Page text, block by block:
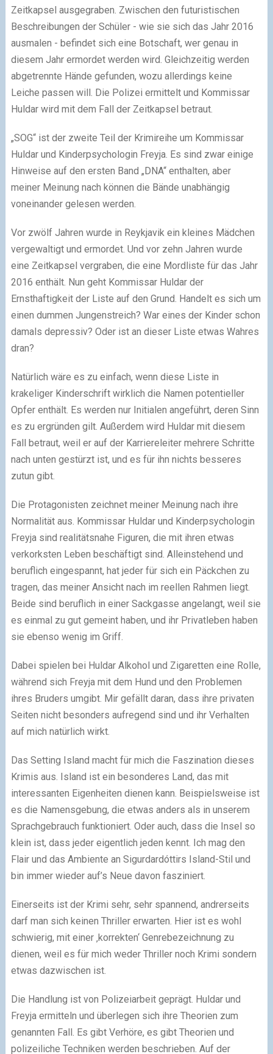
Zeitkapsel ausgegraben. Zwischen den futuristischen
Beschreibungen der Schüler - wie sie sich das Jahr 2016
ausmalen - befindet sich eine Botschaft, wer genau in
diesem Jahr ermordet werden wird. Gleichzeitig werden
abgetrennte Hände gefunden, wozu allerdings keine
Leiche passen will. Die Polizei ermittelt und Kommissar
Huldar wird mit dem Fall der Zeitkapsel betraut.
„SOG“ ist der zweite Teil der Krimireihe um Kommissar
Huldar und Kinderpsychologin Freyja. Es sind zwar einige
Hinweise auf den ersten Band „DNA“ enthalten, aber
meiner Meinung nach können die Bände unabhängig
voneinander gelesen werden.
Vor zwölf Jahren wurde in Reykjavik ein kleines Mädchen
vergewaltigt und ermordet. Und vor zehn Jahren wurde
eine Zeitkapsel vergraben, die eine Mordliste für das Jahr
2016 enthält. Nun geht Kommissar Huldar der
Ernsthaftigkeit der Liste auf den Grund. Handelt es sich um
einen dummen Jungenstreich? War eines der Kinder schon
damals depressiv? Oder ist an dieser Liste etwas Wahres
dran?
Natürlich wäre es zu einfach, wenn diese Liste in
krakeliger Kinderschrift wirklich die Namen potentieller
Opfer enthält. Es werden nur Initialen angeführt, deren Sinn
es zu ergründen gilt. Außerdem wird Huldar mit diesem
Fall betraut, weil er auf der Karriereleiter mehrere Schritte
nach unten gestürzt ist, und es für ihn nichts besseres
zutun gibt.
Die Protagonisten zeichnet meiner Meinung nach ihre
Normalität aus. Kommissar Huldar und Kinderpsychologin
Freyja sind realitätsnahe Figuren, die mit ihren etwas
verkorksten Leben beschäftigt sind. Alleinstehend und
beruflich eingespannt, hat jeder für sich ein Päckchen zu
tragen, das meiner Ansicht nach im reellen Rahmen liegt.
Beide sind beruflich in einer Sackgasse angelangt, weil sie
es einmal zu gut gemeint haben, und ihr Privatleben haben
sie ebenso wenig im Griff.
Dabei spielen bei Huldar Alkohol und Zigaretten eine Rolle,
während sich Freyja mit dem Hund und den Problemen
ihres Bruders umgibt. Mir gefällt daran, dass ihre privaten
Seiten nicht besonders aufregend sind und ihr Verhalten
auf mich natürlich wirkt.
Das Setting Island macht für mich die Faszination dieses
Krimis aus. Island ist ein besonderes Land, das mit
interessanten Eigenheiten dienen kann. Beispielsweise ist
es die Namensgebung, die etwas anders als in unserem
Sprachgebrauch funktioniert. Oder auch, dass die Insel so
klein ist, dass jeder eigentlich jeden kennt. Ich mag den
Flair und das Ambiente an Sigurdardóttirs Island-Stil und
bin immer wieder auf’s Neue davon fasziniert.
Einerseits ist der Krimi sehr, sehr spannend, andrerseits
darf man sich keinen Thriller erwarten. Hier ist es wohl
schwierig, mit einer ‚korrekten‘ Genrebezeichnung zu
dienen, weil es für mich weder Thriller noch Krimi sondern
etwas dazwischen ist.
Die Handlung ist von Polizeiarbeit geprägt. Huldar und
Freyja ermitteln und überlegen sich ihre Theorien zum
genannten Fall. Es gibt Verhöre, es gibt Theorien und
polizeiliche Techniken werden beschrieben. Auf der